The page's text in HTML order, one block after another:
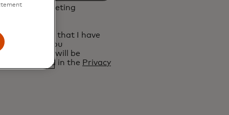
future marketing
I confirm that I have
of Use
. You
data will be
as described in the Privacy